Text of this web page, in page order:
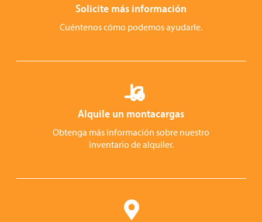
Solicite más información
Cuéntenos cómo podemos ayudarle.
Alquile un montacargas
Obtenga más información sobre nuestro
inventario de alquiler.